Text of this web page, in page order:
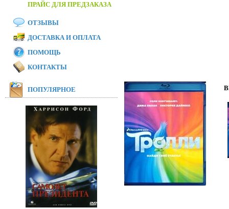
ПРАЙС ДЛЯ ПРЕДЗАКАЗА
ОТЗЫВЫ
ДОСТАВКА И ОПЛАТА
ПОМОЩЬ
КОНТАКТЫ
ПОПУЛЯРНОЕ